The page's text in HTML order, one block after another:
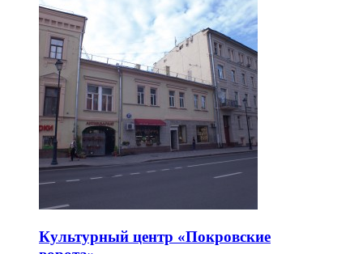
Культурный центр «Покровские